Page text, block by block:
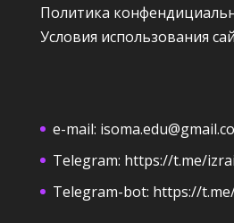
Политика
Условия использования
e-mail:
Telegram: https://t.me/
Telegram-bot: https://